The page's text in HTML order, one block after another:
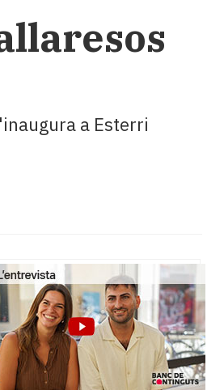
a Esterri